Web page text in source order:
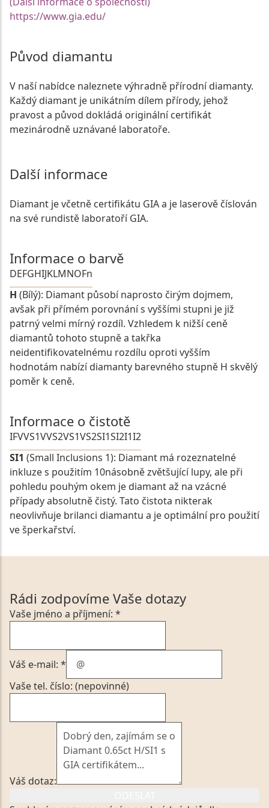
https://www.gia.edu/
Původ diamantu
V naší nabídce naleznete výhradně přírodní diamanty.
Každý diamant je unikátním dílem přírody, jehož
pravost a původ dokládá originální certifikát
mezinárodně uznávané laboratoře.
Další informace
Diamant je včetně certifikátu GIA a je laserově číslován
na své rundistě laboratoří GIA.
Informace o barvě
DEFGHIJKLMNOFn
H (Bílý): Diamant působí naprosto čirým dojmem,
avšak při přímém porovnání s vyššími stupni je již
patrný velmi mírný rozdíl. Vzhledem k nižší ceně
diamantů tohoto stupně a takřka
neidentifikovatelnému rozdílu oproti vyšším
hodnotám nabízí diamanty barevného stupně H skvělý
poměr k ceně.
Informace o čistotě
IFVVS1VVS2VS1VS2SI1SI2I1I2
SI1 (Small Inclusions 1): Diamant má rozeznatelné
inkluze s použitím 10násobně zvětšující lupy, ale při
pohledu pouhým okem je diamant až na vzácné
případy absolutně čistý. Tato čistota nikterak
neovlivňuje brilanci diamantu a je optimální pro použití
ve šperkařství.
Rádi zodpovíme Vaše dotazy
Vaše jméno a příjmení: *
Váš e-mail: *
Vaše tel. číslo: (nepovinné)
Váš dotaz: